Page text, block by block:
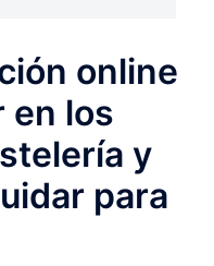
online
en los
y
para